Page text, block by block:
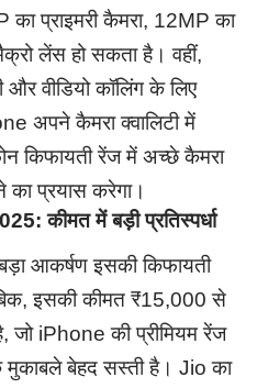
प्राइमरी कैमरा, 12MP का
लेंस हो सकता है। वहीं,
वीडियो कॉलिंग के लिए
अपने कैमरा क्वालिटी में
किफायती रेंज में अच्छे कैमरा
का प्रयास करेगा।
कीमत में बड़ी प्रतिस्पर्धा
आकर्षण इसकी किफायती
इसकी कीमत ₹15,000 से
iPhone की प्रीमियम रेंज
बेहद सस्ती है। Jio का